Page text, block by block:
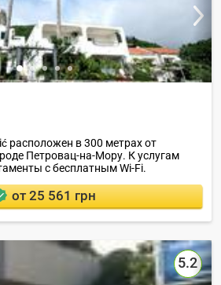
расположен в 300 метрах от
Петровац-на-Мору. К услугам
с бесплатным Wi-Fi.
от 25 561 грн
5.2